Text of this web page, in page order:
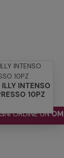
INTENSO
10PZ
UNOMAGGIOA